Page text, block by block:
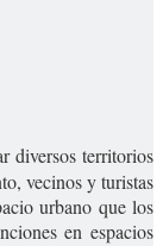
diversos territorios
vecinos y turistas
urbano que los
en espacios